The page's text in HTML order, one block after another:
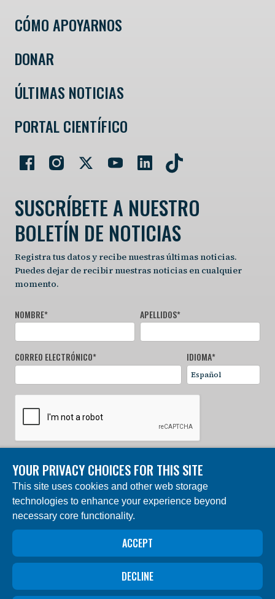
CÓMO APOYARNOS
DONAR
ÚLTIMAS NOTICIAS
PORTAL CIENTÍFICO
SUSCRÍBETE A NUESTRO
BOLETÍN DE NOTICIAS
Registra tus datos y recibe nuestras últimas noticias.
Puedes dejar de recibir nuestras noticias en cualquier
momento.
NOMBRE* APELLIDOS*
CORREO ELECTRÓNICO* IDIOMA*
REGÍSTRATE AHORA
© 2024 Fundación Charles Darwin. Reservados todos los
derechos. | Construido por DEV
La “Fundación Charles Darwin para las Islas Galápagos”,
en francés “Fondation Charles Darwin pour les îles
Galapagos”, Association internationale sans but lucratif
(AISBL), tiene su domicilio social en 54 Avenue Louise,
1050 Bruselas, Bélgica. Registro Mercantil # 0409.359.103
YOUR PRIVACY CHOICES FOR THIS SITE
This site uses cookies and other web storage
technologies to enhance your experience beyond
necessary core functionality.
ACCEPT
DECLINE